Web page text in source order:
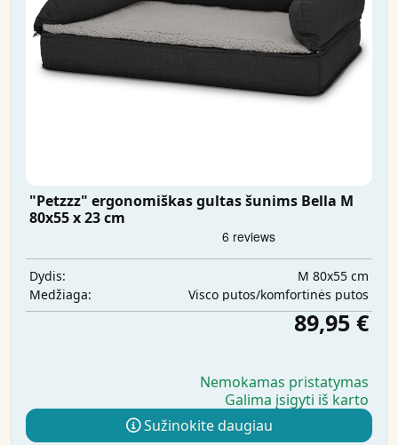
"Petzzz" ergonomiškas gultas šunims Bella M
80x55 x 23 cm
Dydis:
M 80x55 cm
Medžiaga:
Visco putos/komfortinės putos
89,95 €
Nemokamas pristatymas
Galima įsigyti iš karto
Sužinokite daugiau